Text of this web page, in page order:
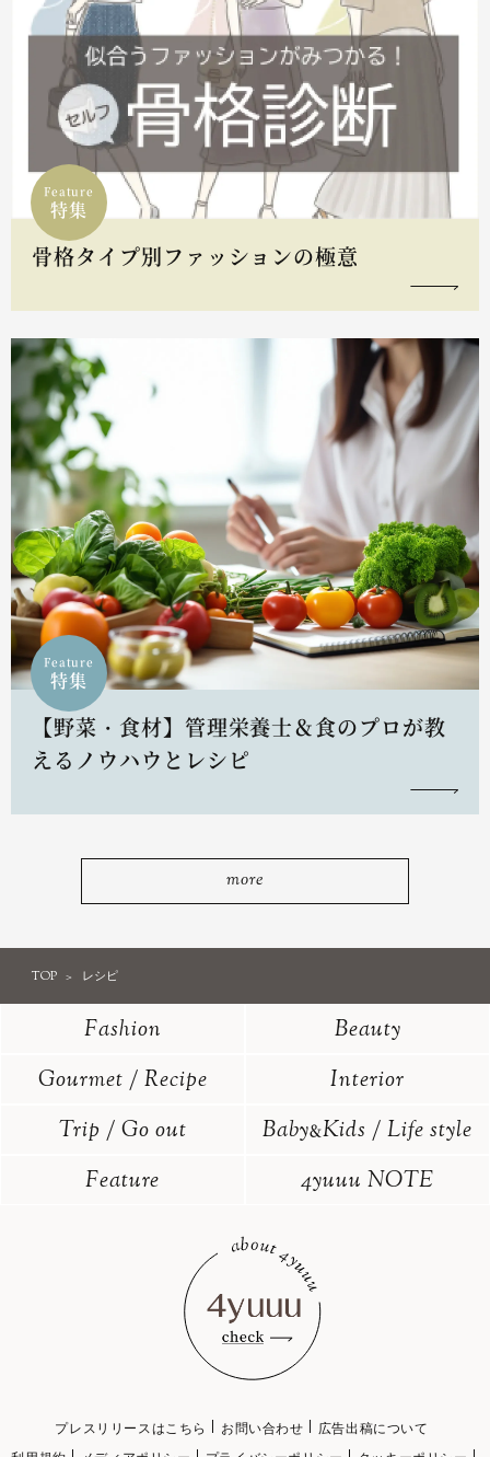
Feature
特集
骨格タイプ別ファッションの極意
Feature
特集
【野菜・食材】管理栄養士＆食のプロが教
えるノウハウとレシピ
more
TOP レシピ
Fashion
Beauty
Gourmet / Recipe
Interior
Trip / Go out
Baby&Kids / Life style
Feature
4yuuu NOTE
プレスリリースはこちら お問い合わせ
広告出稿について